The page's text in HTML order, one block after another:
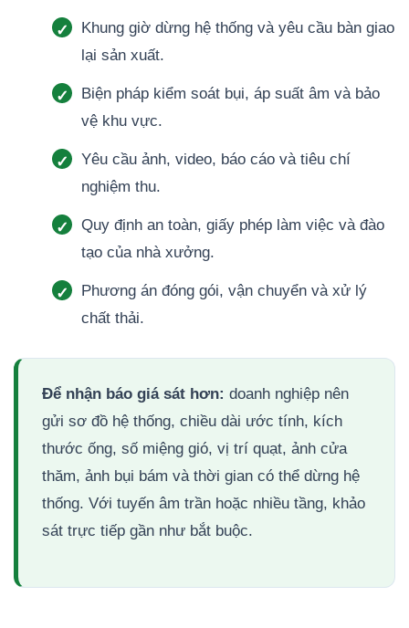
Khung giờ dừng hệ thống và yêu cầu bàn giao
lại sản xuất.
Biện pháp kiểm soát bụi, áp suất âm và bảo
vệ khu vực.
Yêu cầu ảnh, video, báo cáo và tiêu chí
nghiệm thu.
Quy định an toàn, giấy phép làm việc và đào
tạo của nhà xưởng.
Phương án đóng gói, vận chuyển và xử lý
chất thải.
Để nhận báo giá sát hơn: doanh nghiệp nên
gửi sơ đồ hệ thống, chiều dài ước tính, kích
thước ống, số miệng gió, vị trí quạt, ảnh cửa
thăm, ảnh bụi bám và thời gian có thể dừng hệ
thống. Với tuyến âm trần hoặc nhiều tầng, khảo
sát trực tiếp gần như bắt buộc.